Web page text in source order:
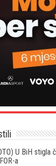
U BiH stigla
a